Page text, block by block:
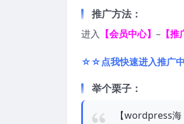
推广方法：
进入 【会员中心】 – 【推
☆☆点我快速进入推广
举个栗子：
【wordpress